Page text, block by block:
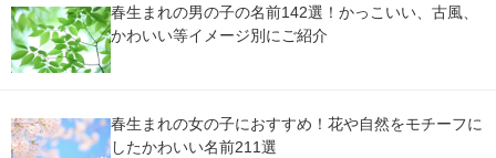
春生まれの男の子の名前142選！かっこいい、古風、
かわいい等イメージ別にご紹介
春生まれの女の子におすすめ！花や自然をモチーフに
したかわいい名前211選